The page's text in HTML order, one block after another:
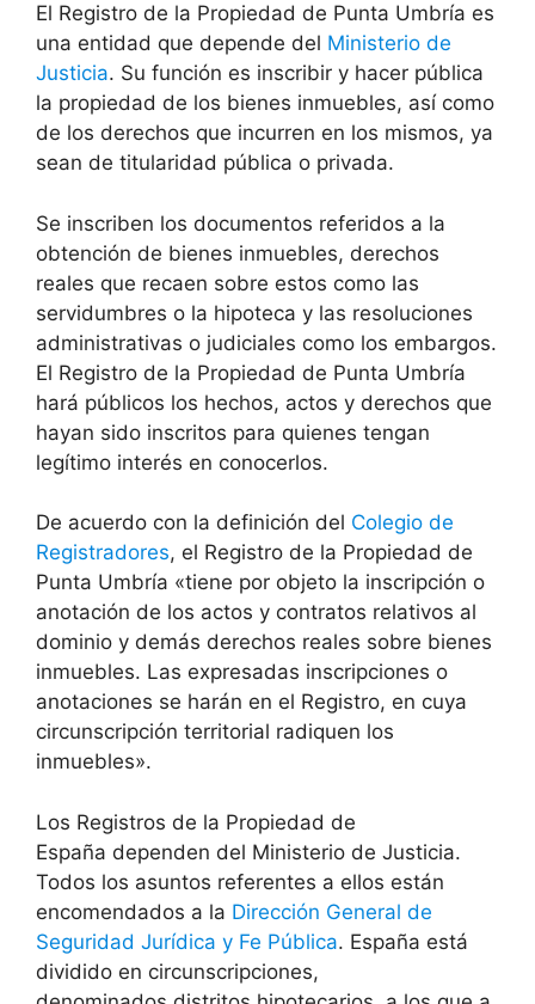
El Registro de la Propiedad de Punta Umbría es
una entidad que depende del Ministerio de
Justicia. Su función es inscribir y hacer pública
la propiedad de los bienes inmuebles, así como
de los derechos que incurren en los mismos, ya
sean de titularidad pública o privada.
Se inscriben los documentos referidos a la
obtención de bienes inmuebles, derechos
reales que recaen sobre estos como las
servidumbres o la hipoteca y las resoluciones
administrativas o judiciales como los embargos.
El Registro de la Propiedad de Punta Umbría
hará públicos los hechos, actos y derechos que
hayan sido inscritos para quienes tengan
legítimo interés en conocerlos.
De acuerdo con la definición del Colegio de
Registradores, el Registro de la Propiedad de
Punta Umbría «tiene por objeto la inscripción o
anotación de los actos y contratos relativos al
dominio y demás derechos reales sobre bienes
inmuebles. Las expresadas inscripciones o
anotaciones se harán en el Registro, en cuya
circunscripción territorial radiquen los
inmuebles».
Los Registros de la Propiedad de
España dependen del Ministerio de Justicia.
Todos los asuntos referentes a ellos están
encomendados a la Dirección General de
Seguridad Jurídica y Fe Pública. España está
dividido en circunscripciones,